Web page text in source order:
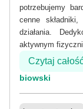
potrzebujemy
cenne
działania.
aktywnym
Czytaj
biowski